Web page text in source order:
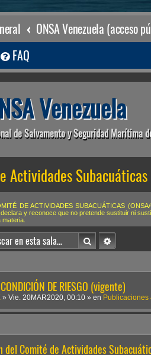
ONSA Venezuela (acceso
FAQ
Venezuela
de Salvamento y Seguridad Marítima
Actividades Subacuáticas
DE ACTIVIDADES SUBACUÁTICAS
y reconoce que no pretende sustituir ni
BuscarBúsqueda
DE RIESGO (vigente)
» Vie. 20MAR2020, 00:10 » en Publicaciones
del Comité de Actividades